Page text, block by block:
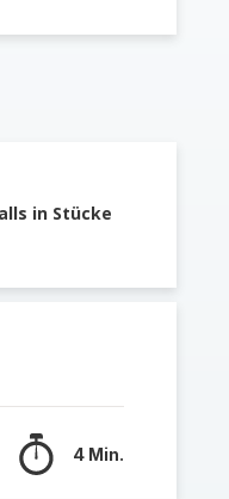
in Stücke
4 Min.